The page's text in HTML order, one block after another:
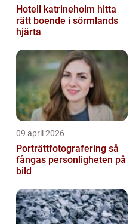
Hotell katrineholm hitta
rätt boende i sörmlands
hjärta
09 april 2026
Porträttfotografering så
fångas personligheten på
bild